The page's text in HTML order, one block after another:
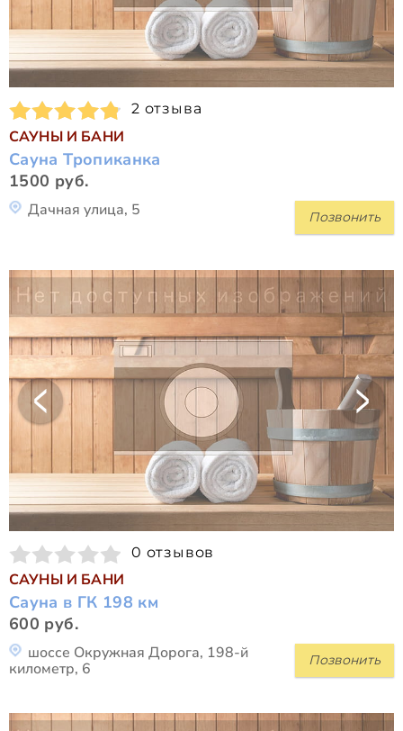
2 отзыва
САУНЫ И БАНИ
Сауна Тропиканка
1500 руб.
Позвонить
Дачная улица, 5
0 отзывов
САУНЫ И БАНИ
Сауна в ГК 198 км
600 руб.
Позвонить
шоссе Окружная Дорога, 198-й
километр, 6